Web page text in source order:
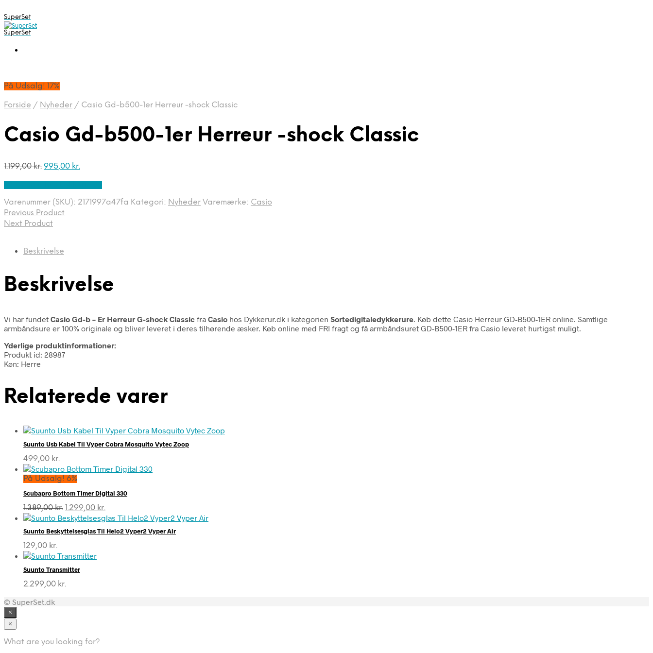
SuperSet
SuperSet
På Udsalg! 17%
Forside / Nyheder / Casio Gd-b500-1er Herreur -shock Classic
Casio Gd-b500-1er Herreur -shock Classic
1.199,00kr. Den
1.199,00 kr..
995,00 kr.
995,00 kr..
Varenummer (SKU): 2171997a47fa Kategori: Nyheder Varemærke: Casio
Previous Product
Next Product
Beskrivelse
Beskrivelse
Vi har fundet Casio Gd-b – Er Herreur G-shock Classic fra Casio hos Dykkerur.dk i kategorien Sortedigitaledykkerure . Køb dette Casio Herreur GD-B500-1ER online. Samtlige
armbåndsure er 100% originale og bliver leveret i deres tilhørende æsker. Køb online med FRI fragt og få armbåndsuret GD-B500-1ER fra Casio leveret hurtigst muligt.
Yderlige produktinformationer:
Produkt id: 28987
Køn: Herre
Relaterede varer
Suunto Usb Kabel Til Vyper Cobra Mosquito Vytec Zoop
499,00 kr.
På Udsalg! 6%
Scubapro Bottom Timer Digital 330
1.389,00kr. Den
oprindelige
var:
1.299,00 kr.
aktuelle
er:
Suunto Beskyttelsesglas Til Helo2 Vyper2 Vyper Air
129,00 kr.
Suunto Transmitter
2.299,00 kr.
© SuperSet.dk
×
×
What are you looking for?